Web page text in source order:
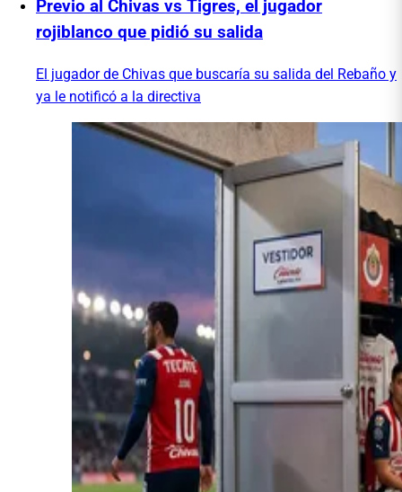
Previo al Chivas vs Tigres, el jugador
rojiblanco que pidió su salida
El jugador de Chivas que buscaría su salida del Rebaño y
ya le notificó a la directiva